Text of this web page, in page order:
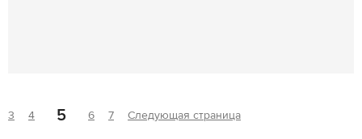
3 4 5 6 7 Следующая страница